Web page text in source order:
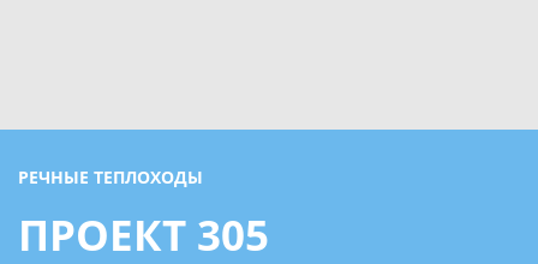
РЕЧНЫЕ ТЕПЛОХОДЫ
ПРОЕКТ 305